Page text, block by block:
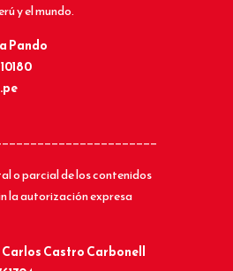
y el mundo.
Pando
o parcial de los contenidos
la autorización expresa
Carlos Castro Carbonell